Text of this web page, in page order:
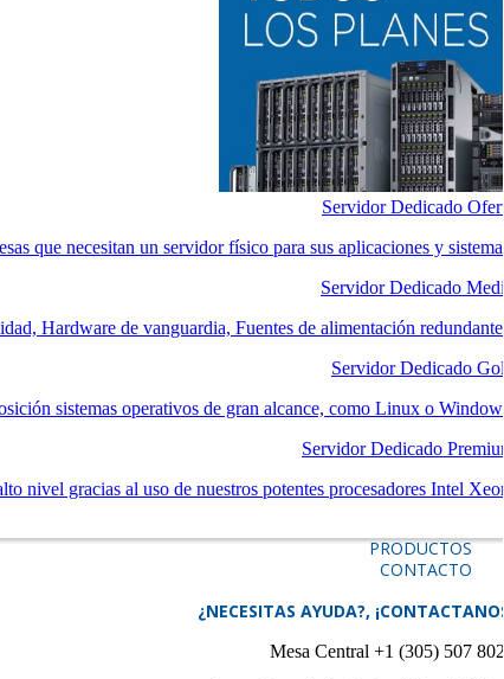
Servidor Dedicado
que necesitan un servidor físico para sus aplicaciones y
Servidor Dedicado
Hardware de vanguardia, Fuentes de alimentación
Servidor Dedicado
sistemas operativos de gran alcance, como Linux o
Servidor Dedicado
nivel gracias al uso de nuestros potentes procesadores Intel
PRODUCTOS
CONTACTO
¿NECESITAS AYUDA?,
Mesa Central +1 (305) 507